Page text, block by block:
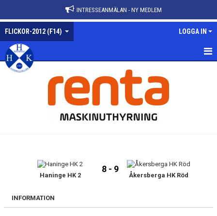
INTRESSEANMÄLAN - NY MEDLEM
FLICKOR-2012 (F14) LOGGA IN
FLICKOR-2012
BILDGALLERI
DOKUMENT
Haninge HK 2
8 - 9
Åkersberga HK Röd
INFORMATION